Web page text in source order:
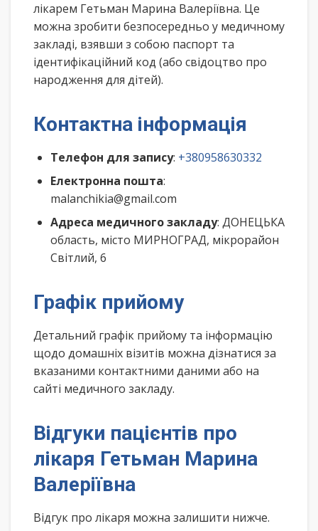
лікарем Гетьман Марина Валеріївна. Це
можна зробити безпосередньо у медичному
закладі, взявши з собою паспорт та
ідентифікаційний код (або свідоцтво про
народження для дітей).
Контактна інформація
Телефон для запису: +380958630332
Електронна пошта:
malanchikia@gmail.com
Адреса медичного закладу: ДОНЕЦЬКА
область, місто МИРНОГРАД, мікрорайон
Світлий, 6
Графік прийому
Детальний графік прийому та інформацію
щодо домашніх візитів можна дізнатися за
вказаними контактними даними або на
сайті медичного закладу.
Відгуки пацієнтів про
лікаря Гетьман Марина
Валеріївна
Відгук про лікаря можна залишити нижче.